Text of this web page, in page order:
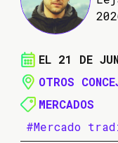
EL 21 DE
OTROS
MERCADOS
#Mercado